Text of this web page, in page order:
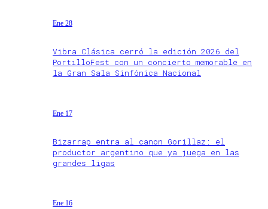
Ene 28
Vibra Clásica cerró la edición 2026 del
PortilloFest con un concierto memorable en
la Gran Sala Sinfónica Nacional
Ene 17
Bizarrap entra al canon Gorillaz: el
productor argentino que ya juega en las
grandes ligas
Ene 16